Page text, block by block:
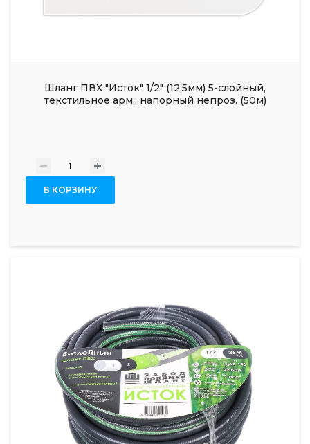
Шланг ПВХ "Исток" 1/2" (12,5мм) 5-слойный,
текстильное арм,, напорный непроз. (50м)
- +
В КОРЗИНУ